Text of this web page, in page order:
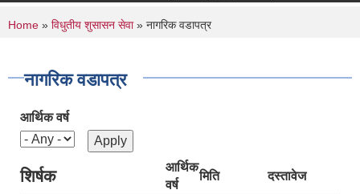
You are here
Home » विधुतीय शुसासन सेवा» नागरिक वडापत्र
नागरिक वडापत्र
आर्थिक वर्ष
शिर्षक
आर्थिक
वर्ष
मिति दस्तावेज